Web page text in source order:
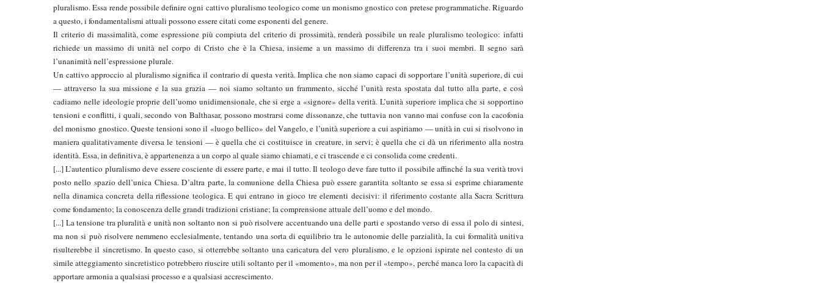
pluralismo. Essa rende possibile definire ogni cattivo pluralismo teologico come un monismo gnostico con pretese programmatiche. Riguardo
a questo, i fondamentalismi attuali possono essere citati come esponenti del genere.
Il criterio di massimalità, come espressione più compiuta del criterio di prossimità, renderà possibile un reale pluralismo teologico: infatti
richiede un massimo di unità nel corpo di Cristo che è la Chiesa, insieme a un massimo di differenza tra i suoi membri. Il segno sarà
l’unanimità nell’espressione plurale.
Un cattivo approccio al pluralismo significa il contrario di questa verità. Implica che non siamo capaci di sopportare l’unità superiore, di cui
— attraverso la sua missione e la sua grazia — noi siamo soltanto un frammento, sicché l’unità resta spostata dal tutto alla parte, e così
cadiamo nelle ideologie proprie dell’uomo unidimensionale, che si erge a «signore» della verità. L’unità superiore implica che si sopportino
tensioni e conflitti, i quali, secondo von Balthasar, possono mostrarsi come dissonanze, che tuttavia non vanno mai confuse con la cacofonia
del monismo gnostico. Queste tensioni sono il «luogo bellico» del Vangelo, e l’unità superiore a cui aspiriamo — unità in cui si risolvono in
maniera qualitativamente diversa le tensioni — è quella che ci costituisce in creature, in servi; è quella che ci dà un riferimento alla nostra
identità. Essa, in definitiva, è appartenenza a un corpo al quale siamo chiamati, e ci trascende e ci consolida come credenti.
[...] L’autentico pluralismo deve essere cosciente di essere parte, e mai il tutto. Il teologo deve fare tutto il possibile affinché la sua verità trovi
posto nello spazio dell’unica Chiesa. D’altra parte, la comunione della Chiesa può essere garantita soltanto se essa si esprime chiaramente
nella dinamica concreta della riflessione teologica. E qui entrano in gioco tre elementi decisivi: il riferimento costante alla Sacra Scrittura
come fondamento; la conoscenza delle grandi tradizioni cristiane; la comprensione attuale dell’uomo e del mondo.
[...] La tensione tra pluralità e unità non soltanto non si può risolvere accentuando una delle parti e spostando verso di essa il polo di sintesi,
ma non si può risolvere nemmeno ecclesialmente, tentando una sorta di equilibrio tra le autonomie delle parzialità, la cui formalità unitiva
risulterebbe il sincretismo. In questo caso, si otterrebbe soltanto una caricatura del vero pluralismo, e le opzioni ispirate nel contesto di un
simile atteggiamento sincretistico potrebbero riuscire utili soltanto per il «momento», ma non per il «tempo», perché manca loro la capacità di
apportare armonia a qualsiasi processo e a qualsiasi accrescimento.